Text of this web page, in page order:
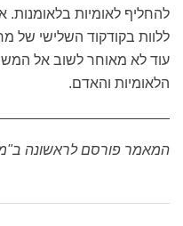
להחליף לאומיות בלאומנות.
ללוות בקודקוד השלישי של
עוד לא מאוחר לשוב אל
הלאומיות והאדם.
המאמר פורסם לראשונה